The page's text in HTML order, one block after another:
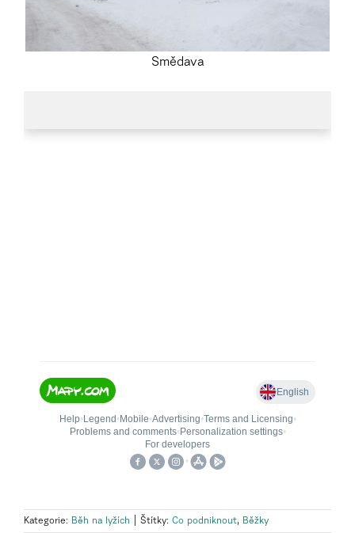
Smědava
Kategorie: Běh na lyžích Štítky: Co podniknout, Běžky